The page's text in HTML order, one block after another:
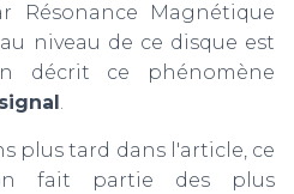
Résonance Magnétique
niveau de ce disque est
décrit ce phénomène
.
plus tard dans l'article, ce
fait partie des plus